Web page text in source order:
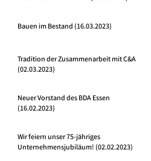
Bauen im Bestand (16.03.2023)
Tradition der Zusammenarbeit mit C&A
(02.03.2023)
Neuer Vorstand des BDA Essen
(16.02.2023)
Wir feiern unser 75-jähriges
Unternehmensjubiläum! (02.02.2023)